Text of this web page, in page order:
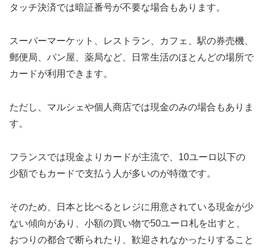
タッチ決済では暗証番号が不要な場合もあります。
スーパーマーケット、レストラン、カフェ、駅の券売機、
郵便局、パン屋、薬局など、日常生活のほとんどの場所で
カードが利用できます。
ただし、マルシェや個人商店では現金のみの場合もありま
す。
フランスでは現金よりカードが主流で、10ユーロ以下の
少額でもカードで支払う人が多いのが特徴です。
そのため、日本と比べるとレジに用意されている現金が少
ない傾向があり、小額の買い物で50ユーロ札を出すと、
おつりの都合で断られたり、歓迎されなかったりすること